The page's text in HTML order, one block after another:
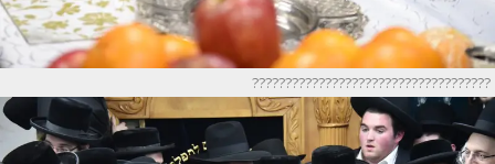
????????????????????????????????????